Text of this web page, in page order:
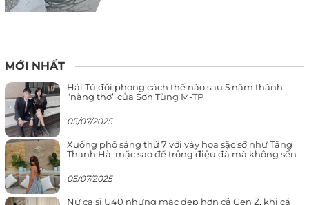
MỚI NHẤT
Hải Tú đổi phong cách thế nào sau 5 năm thành
“nàng thơ” của Sơn Tùng M-TP
05/07/2025
Xuống phố sáng thứ 7 với váy hoa sặc sỡ như Tăng
Thanh Hà, mặc sao để trông điệu đà mà không sến
05/07/2025
Nữ ca sĩ U40 nhưng mặc đẹp hơn cả Gen Z, khi cá